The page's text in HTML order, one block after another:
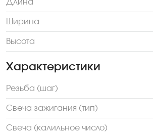
Длина
Ширина
Высота
Характеристики
Резьба (шаг)
Свеча зажигания (тип)
Свеча (калильное число)